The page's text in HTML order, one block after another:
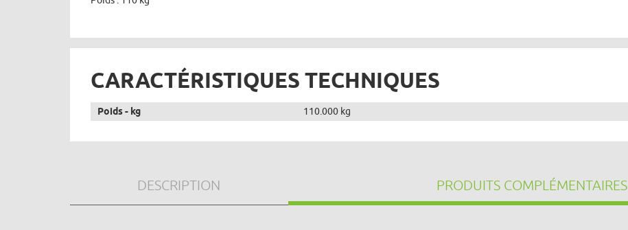
CARACTÉRISTIQUES TECHNIQUES
Poids - kg 110.000 kg
DESCRIPTION PRODUITS COMPLÉMENTAIRES